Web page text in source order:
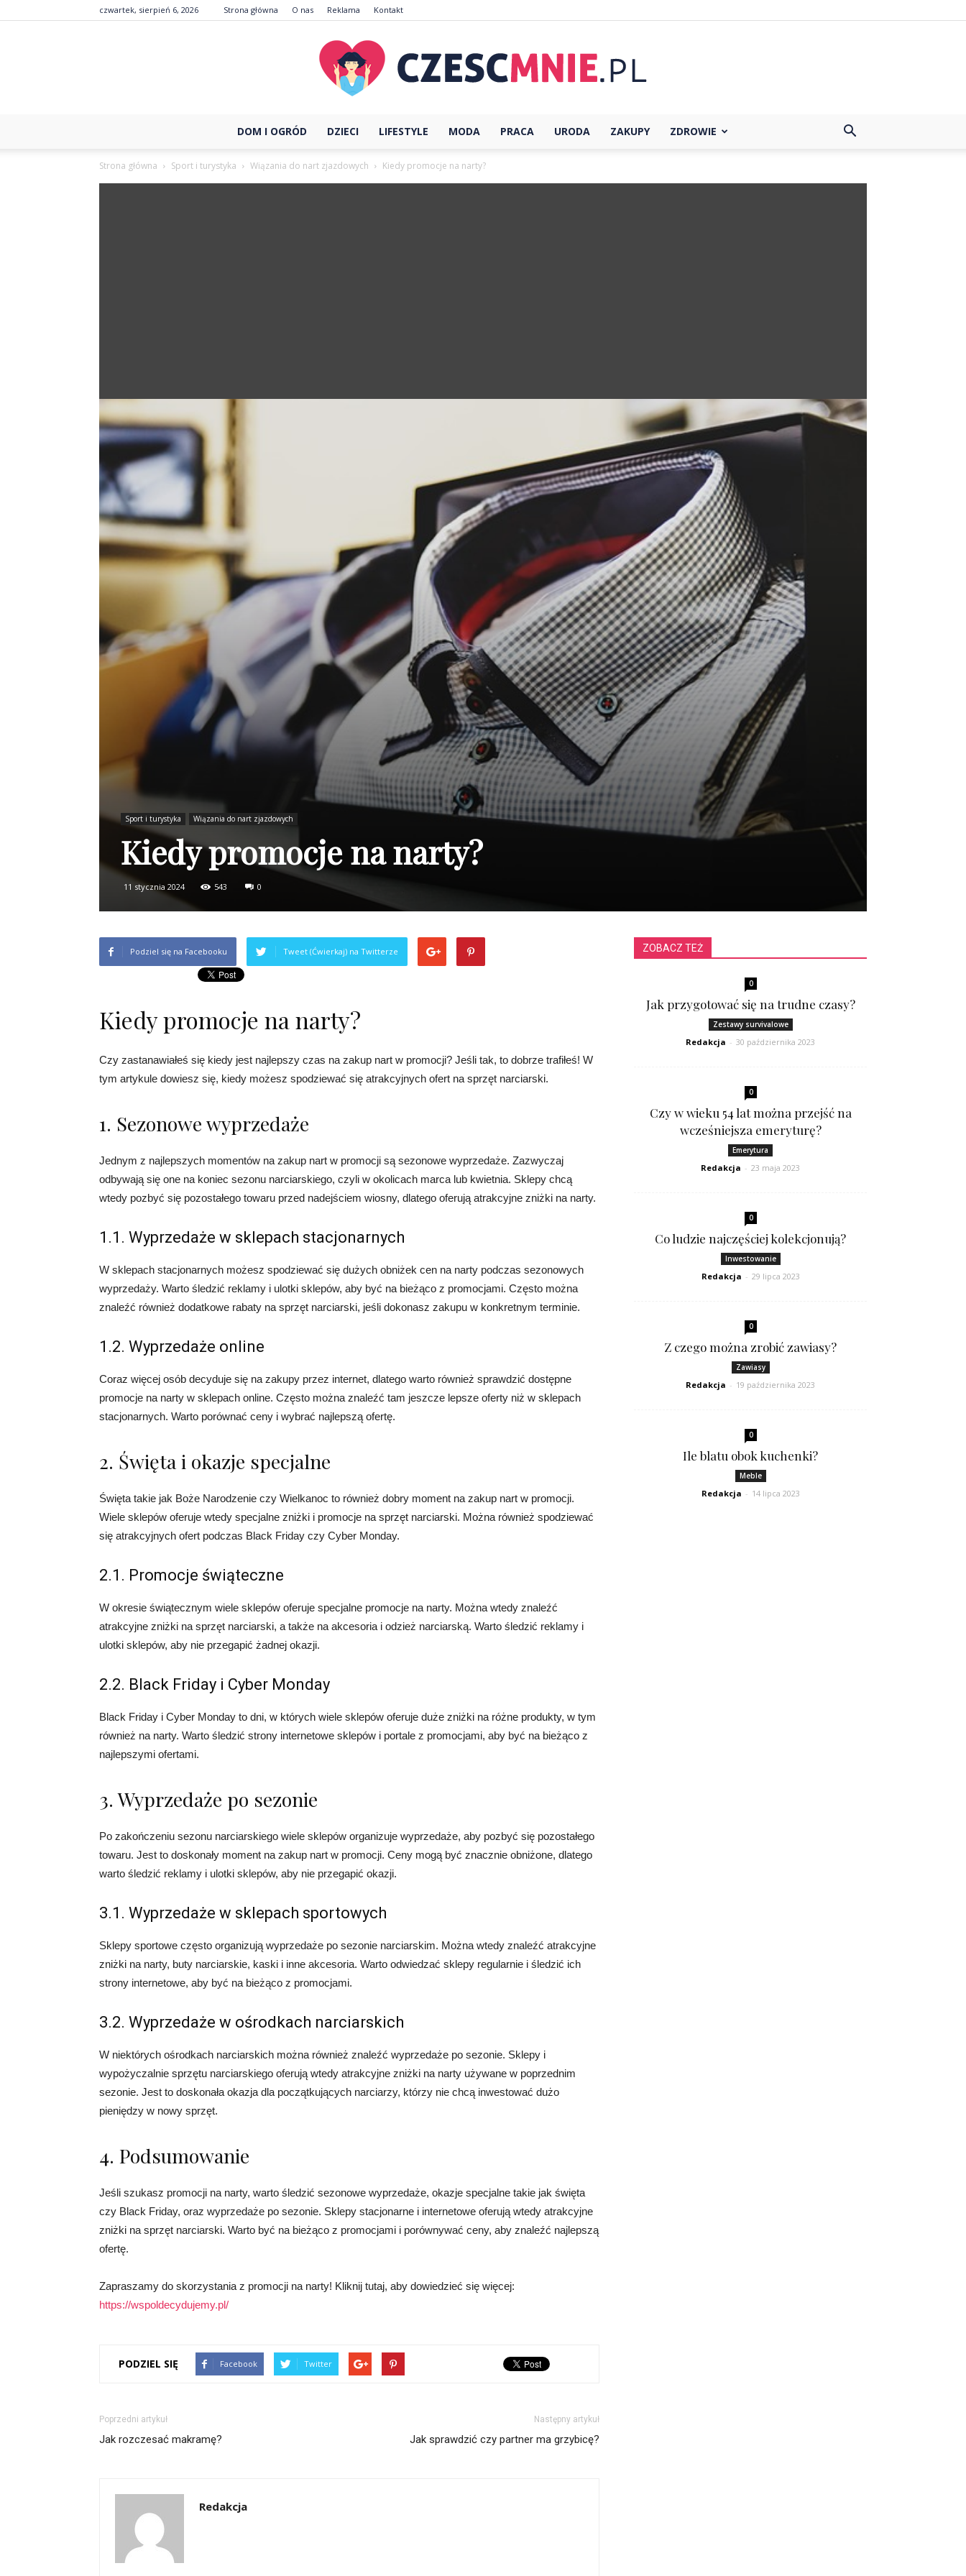
czwartek, sierpień 6, 2026 Strona główna O nas Reklama Kontakt
DOM I OGRÓD DZIECI LIFESTYLE MODA PRACA URODA ZAKUPY ZDROWIE
Strona główna Sport i turystyka Wiązania do nart zjazdowych Kiedy promocje na narty?
Sport i turystyka Wiązania do nart zjazdowych
Kiedy promocje na narty?
11 stycznia 2024 543 0
Podziel się na Facebooku Tweet (Ćwierkaj) na Twitterze
Kiedy promocje na narty?
Czy zastanawiałeś się kiedy jest najlepszy czas na zakup nart w promocji? Jeśli tak, to dobrze trafiłeś! W
tym artykule dowiesz się, kiedy możesz spodziewać się atrakcyjnych ofert na sprzęt narciarski.
1. Sezonowe wyprzedaże
Jednym z najlepszych momentów na zakup nart w promocji są sezonowe wyprzedaże. Zazwyczaj
odbywają się one na koniec sezonu narciarskiego, czyli w okolicach marca lub kwietnia. Sklepy chcą
wtedy pozbyć się pozostałego towaru przed nadejściem wiosny, dlatego oferują atrakcyjne zniżki na narty.
1.1. Wyprzedaże w sklepach stacjonarnych
W sklepach stacjonarnych możesz spodziewać się dużych obniżek cen na narty podczas sezonowych
wyprzedaży. Warto śledzić reklamy i ulotki sklepów, aby być na bieżąco z promocjami. Często można
znaleźć również dodatkowe rabaty na sprzęt narciarski, jeśli dokonasz zakupu w konkretnym terminie.
1.2. Wyprzedaże online
Coraz więcej osób decyduje się na zakupy przez internet, dlatego warto również sprawdzić dostępne
promocje na narty w sklepach online. Często można znaleźć tam jeszcze lepsze oferty niż w sklepach
stacjonarnych. Warto porównać ceny i wybrać najlepszą ofertę.
2. Święta i okazje specjalne
Święta takie jak Boże Narodzenie czy Wielkanoc to również dobry moment na zakup nart w promocji.
Wiele sklepów oferuje wtedy specjalne zniżki i promocje na sprzęt narciarski. Można również spodziewać
się atrakcyjnych ofert podczas Black Friday czy Cyber Monday.
2.1. Promocje świąteczne
W okresie świątecznym wiele sklepów oferuje specjalne promocje na narty. Można wtedy znaleźć
atrakcyjne zniżki na sprzęt narciarski, a także na akcesoria i odzież narciarską. Warto śledzić reklamy i
ulotki sklepów, aby nie przegapić żadnej okazji.
2.2. Black Friday i Cyber Monday
Black Friday i Cyber Monday to dni, w których wiele sklepów oferuje duże zniżki na różne produkty, w tym
również na narty. Warto śledzić strony internetowe sklepów i portale z promocjami, aby być na bieżąco z
najlepszymi ofertami.
3. Wyprzedaże po sezonie
Po zakończeniu sezonu narciarskiego wiele sklepów organizuje wyprzedaże, aby pozbyć się pozostałego
towaru. Jest to doskonały moment na zakup nart w promocji. Ceny mogą być znacznie obniżone, dlatego
warto śledzić reklamy i ulotki sklepów, aby nie przegapić okazji.
3.1. Wyprzedaże w sklepach sportowych
Sklepy sportowe często organizują wyprzedaże po sezonie narciarskim. Można wtedy znaleźć atrakcyjne
zniżki na narty, buty narciarskie, kaski i inne akcesoria. Warto odwiedzać sklepy regularnie i śledzić ich
strony internetowe, aby być na bieżąco z promocjami.
3.2. Wyprzedaże w ośrodkach narciarskich
W niektórych ośrodkach narciarskich można również znaleźć wyprzedaże po sezonie. Sklepy i
wypożyczalnie sprzętu narciarskiego oferują wtedy atrakcyjne zniżki na narty używane w poprzednim
sezonie. Jest to doskonała okazja dla początkujących narciarzy, którzy nie chcą inwestować dużo
pieniędzy w nowy sprzęt.
4. Podsumowanie
Jeśli szukasz promocji na narty, warto śledzić sezonowe wyprzedaże, okazje specjalne takie jak święta
czy Black Friday, oraz wyprzedaże po sezonie. Sklepy stacjonarne i internetowe oferują wtedy atrakcyjne
zniżki na sprzęt narciarski. Warto być na bieżąco z promocjami i porównywać ceny, aby znaleźć najlepszą
ofertę.
Zapraszamy do skorzystania z promocji na narty! Kliknij tutaj, aby dowiedzieć się więcej:
https://wspoldecydujemy.pl/
PODZIEL SIĘ Facebook Twitter
Poprzedni artykuł
Jak rozczesać makramę?
Następny artykuł
Jak sprawdzić czy partner ma grzybicę?
Redakcja
ZOBACZ TEŻ
0
Jak przygotować się na trudne czasy?
Zestawy survivalowe
Redakcja - 30 października 2023
0
Czy w wieku 54 lat można przejść na
wcześniejsza emeryturę?
Emerytura
Redakcja - 23 maja 2023
0
Co ludzie najczęściej kolekcjonują?
Inwestowanie
Redakcja - 29 lipca 2023
0
Z czego można zrobić zawiasy?
Zawiasy
Redakcja - 19 października 2023
0
Ile blatu obok kuchenki?
Meble
Redakcja - 14 lipca 2023